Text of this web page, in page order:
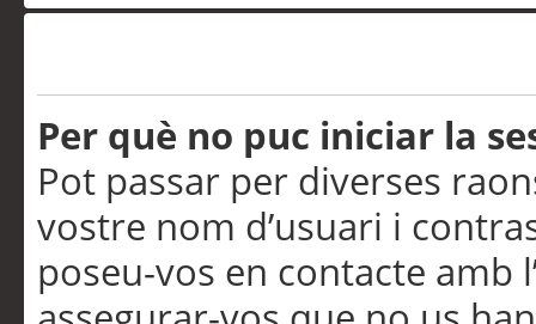
Per què no puc iniciar la
Pot passar per diverses
vostre nom d’usuari i
poseu-vos en contacte